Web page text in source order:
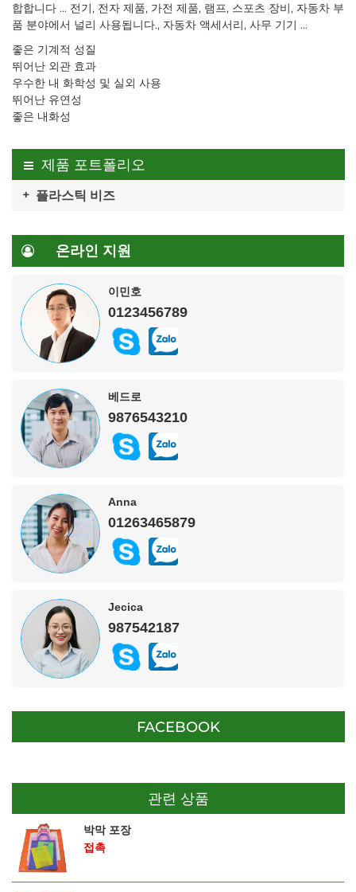
합합니다 ... 전기, 전자 제품, 가전 제품, 램프, 스포츠 장비, 자동차 부
품 분야에서 널리 사용됩니다., 자동차 액세서리, 사무 기기 ...
좋은 기계적 성질
뛰어난 외관 효과
우수한 내 화학성 및 실외 사용
뛰어난 유연성
좋은 내화성
제품 포트폴리오
플라스틱 비즈
온라인 지원
이민호
0123456789
베드로
9876543210
Anna
01263465879
Jecica
987542187
FACEBOOK
관련 상품
박막 포장
접촉